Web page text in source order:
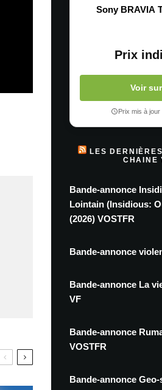
Sony BRAVIA
Prix
Voir
Prix mis à
LES
CHAINE
Bande-annonce
Lointain (Insidious:
(2026) VOSTFR
Bande-annonce
Bande-annonce La
VF
Bande-annonce
VOSTFR
Bande-annonce